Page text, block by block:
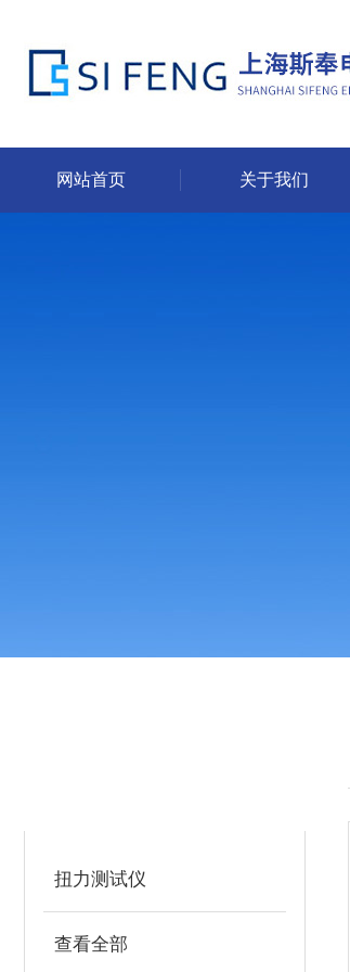
网站首页 关于我们
扭力测试仪
查看全部